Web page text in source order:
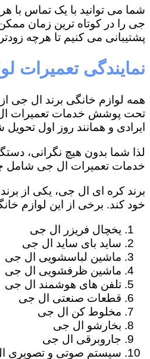
شما می توانید با یک تماس با
جی را در کوتاه ترین زمان
پشتیبانی می کنیم تا هرچه
نمایندگی تعمیرات
همه لوازم خانگی برند ال جی
تحت پوشش خدمات تعمیرات ال
ایرادی و همانند روز اول
لذا شما بدون هیچ نگرانی،
خدمات تعمیرات ال جی شامل
برند کره ای ال جی، یکی از
خود کند. برخی از این لوازم
یخچال فریزر ال جی
ساید بای ساید ال جی
ماشین لباسشویی ال جی
ماشین ظرفشویی ال جی
تلفن های هوشمند ال جی
قطعات صنعتی ال جی
مخلوط کن ال جی
بخارشو ال جی
جاروبرقی ال جی
سیستم صوتی و تصویری